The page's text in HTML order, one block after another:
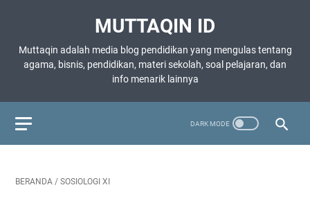
MUTTAQIN ID
Muttaqin adalah media blog pendidikan yang mengulas tentang
agama, bisnis, pendidikan, materi sekolah, soal pelajaran, dan
info menarik lainnya
BERANDA / SOSIOLOGI XI